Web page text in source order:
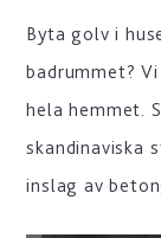
Byta golv i
badrummet?
hela hemmet.
skandinaviska
inslag av